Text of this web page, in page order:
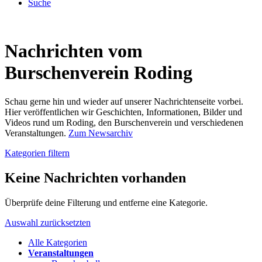
Suche
Nachrichten vom
Burschenverein Roding
Schau gerne hin und wieder auf unserer Nachrichtenseite vorbei.
Hier veröffentlichen wir Geschichten, Informationen, Bilder und
Videos rund um Roding, den Burschenverein und verschiedenen
Veranstaltungen. Zum Newsarchiv
Kategorien filtern
Keine Nachrichten vorhanden
Überprüfe deine Filterung und entferne eine Kategorie.
Auswahl zurücksetzten
Alle Kategorien
Veranstaltungen